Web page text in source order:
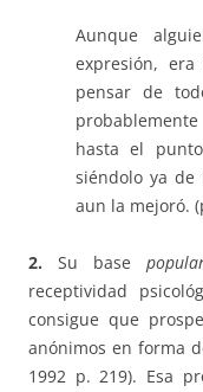
Aunque
expresión,
pensar de
hasta el
siéndolo ya
aun la mejoró.
2. Su base
receptividad
consigue que
anónimos en forma
1992 p. 219). Esa